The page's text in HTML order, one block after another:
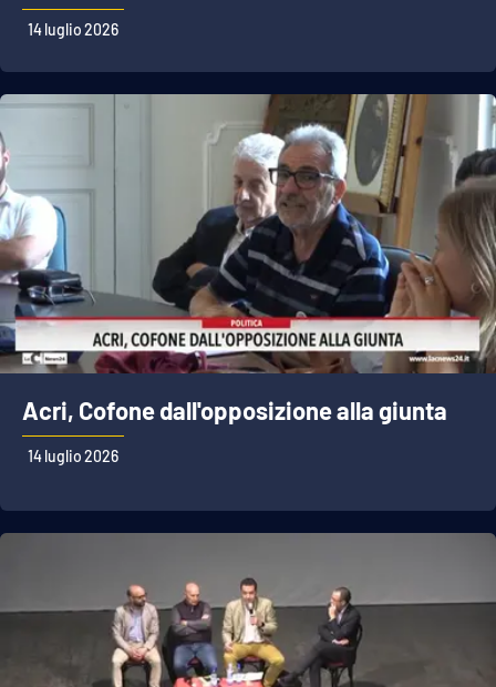
14 luglio 2026
Acri, Cofone dall'opposizione alla giunta
14 luglio 2026